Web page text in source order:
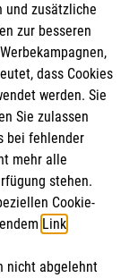
und zusätzliche
zur besseren
dass Cookies
werden. Sie
Sie zulassen
bei fehlender
mehr alle
stehen.
Cookie-
Link.
nicht abgelehnt